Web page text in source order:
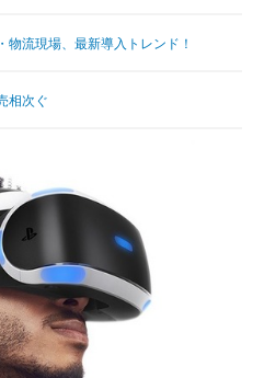
ブログ
物流現場、最新導入トレンド！
相次ぐ